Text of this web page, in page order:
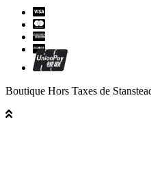
Boutique Hors Taxes de